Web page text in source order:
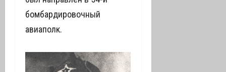
бомбардировочный
авиаполк.